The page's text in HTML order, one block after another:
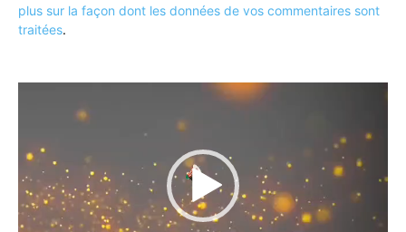
plus sur la façon dont les données de vos commentaires sont
traitées.